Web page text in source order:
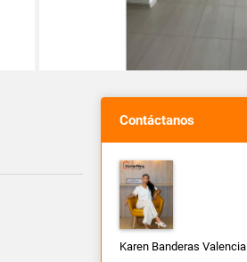
Contáctanos
Karen Banderas Valencia